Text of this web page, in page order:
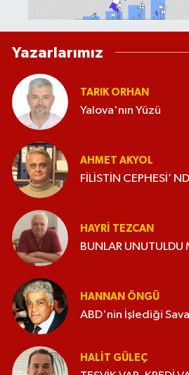
Yazarlarımız
TARIK ORHAN
Yalova'nın Yüzü
AHMET AKYOL
FİLİSTİN CEPHESİ’
HAYRI TEZCAN
BUNLAR UNUTULDU
HANNAN ÖNGÜ
ABD'nin İşlediği
HALIT GÜLEÇ